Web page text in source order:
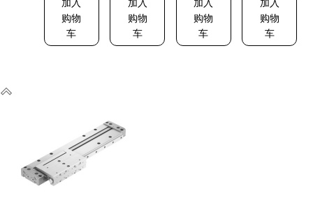
加入
购物
车
加入
购物
车
加入
购物
车
加入
购物
车